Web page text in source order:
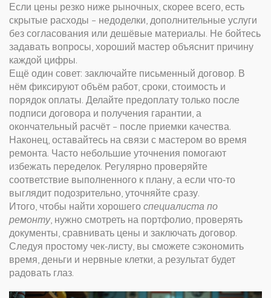
Если цены резко ниже рыночных, скорее всего, есть
скрытые расходы – недоделки, дополнительные услуги
без согласования или дешёвые материалы. Не бойтесь
задавать вопросы, хороший мастер объяснит причину
каждой цифры.
Ещё один совет: заключайте письменный договор. В
нём фиксируют объём работ, сроки, стоимость и
порядок оплаты. Делайте предоплату только после
подписи договора и получения гарантии, а
окончательный расчёт – после приемки качества.
Наконец, оставайтесь на связи с мастером во время
ремонта. Часто небольшие уточнения помогают
избежать переделок. Регулярно проверяйте
соответствие выполненного к плану, а если что‑то
выглядит подозрительно, уточняйте сразу.
Итого, чтобы найти хорошего специалиста по
ремонту, нужно смотреть на портфолио, проверять
документы, сравнивать цены и заключать договор.
Следуя простому чек‑листу, вы сможете сэкономить
время, деньги и нервные клетки, а результат будет
радовать глаз.